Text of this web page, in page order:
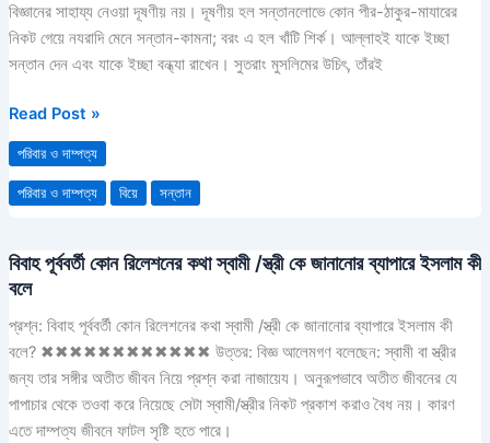
বিজ্ঞানের সাহায্য নেওয়া দূষণীয় নয়। দূষণীয় হল সন্তানলোভে কোন পীর-ঠাকুর-মাযারের
নিকট গেয়ে নযরাদি মেনে সন্তান-কামনা; বরং এ হল খাঁটি শির্ক। আল্লাহই যাকে ইচ্ছা
সন্তান দেন এবং যাকে ইচ্ছা বন্ধ্যা রাখেন। সুতরাং মুসলিমের উচিৎ, তাঁরই
Read Post »
পরিবার ও দাম্পত্য
পরিবার ও দাম্পত্য বিয়ে সন্তান
বিবাহ পূর্ববর্তী কোন রিলেশনের কথা স্বামী /স্ত্রী কে জানানোর ব্যাপারে ইসলাম কী
বলে
প্রশ্ন: বিবাহ পূর্ববর্তী কোন রিলেশনের কথা স্বামী /স্ত্রী কে জানানোর ব্যাপারে ইসলাম কী
বলে? ✖✖✖✖✖✖✖✖✖✖✖✖ উত্তর: বিজ্ঞ আলেমগণ বলেছেন: স্বামী বা স্ত্রীর
জন্য তার সঙ্গীর অতীত জীবন নিয়ে প্রশ্ন করা নাজায়েয। অনুরূপভাবে অতীত জীবনের যে
পাপাচার থেকে তওবা করে নিয়েছে সেটা স্বামী/স্ত্রীর নিকট প্রকাশ করাও বৈধ নয়। কারণ
এতে দাম্পত্য জীবনে ফাটল সৃষ্টি হতে পারে।
বিবাহ
পূর্ববর্তী
রিলেশনের
স্বামী